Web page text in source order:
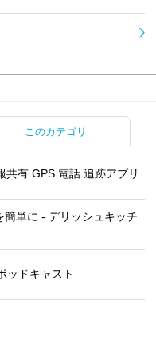
このカテゴリ
共有 GPS 電話 追跡アプリ
簡単‪に - デリッシュキッチ
ッドキャスト